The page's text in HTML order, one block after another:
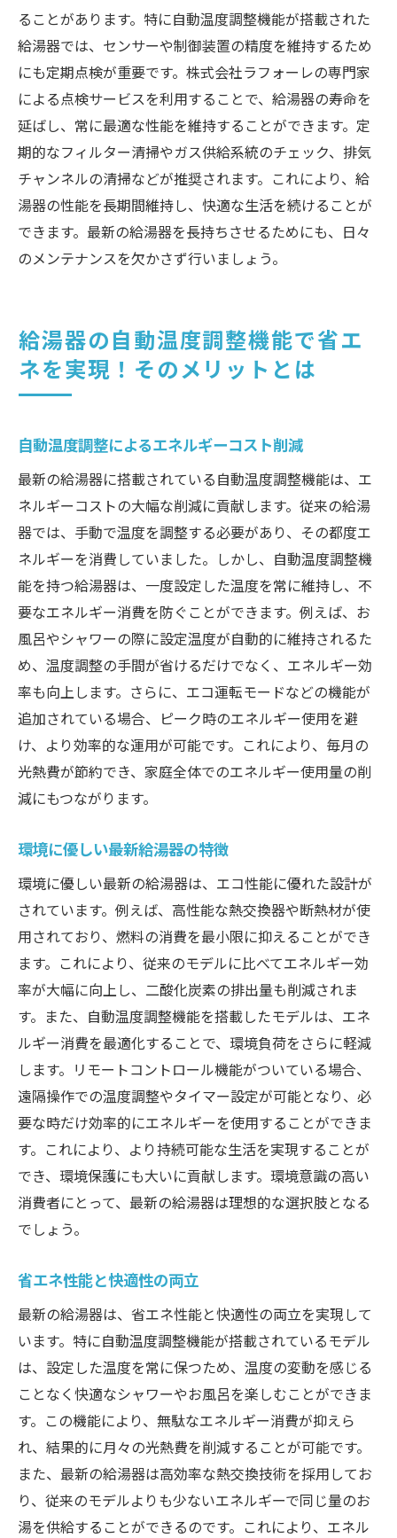
ることがあります。特に自動温度調整機能が搭載された
給湯器では、センサーや制御装置の精度を維持するため
にも定期点検が重要です。株式会社ラフォーレの専門家
による点検サービスを利用することで、給湯器の寿命を
延ばし、常に最適な性能を維持することができます。定
期的なフィルター清掃やガス供給系統のチェック、排気
チャンネルの清掃などが推奨されます。これにより、給
湯器の性能を長期間維持し、快適な生活を続けることが
できます。最新の給湯器を長持ちさせるためにも、日々
のメンテナンスを欠かさず行いましょう。
給湯器の自動温度調整機能で省エ
ネを実現！そのメリットとは
自動温度調整によるエネルギーコスト削減
最新の給湯器に搭載されている自動温度調整機能は、エ
ネルギーコストの大幅な削減に貢献します。従来の給湯
器では、手動で温度を調整する必要があり、その都度エ
ネルギーを消費していました。しかし、自動温度調整機
能を持つ給湯器は、一度設定した温度を常に維持し、不
要なエネルギー消費を防ぐことができます。例えば、お
風呂やシャワーの際に設定温度が自動的に維持されるた
め、温度調整の手間が省けるだけでなく、エネルギー効
率も向上します。さらに、エコ運転モードなどの機能が
追加されている場合、ピーク時のエネルギー使用を避
け、より効率的な運用が可能です。これにより、毎月の
光熱費が節約でき、家庭全体でのエネルギー使用量の削
減にもつながります。
環境に優しい最新給湯器の特徴
環境に優しい最新の給湯器は、エコ性能に優れた設計が
されています。例えば、高性能な熱交換器や断熱材が使
用されており、燃料の消費を最小限に抑えることができ
ます。これにより、従来のモデルに比べてエネルギー効
率が大幅に向上し、二酸化炭素の排出量も削減されま
す。また、自動温度調整機能を搭載したモデルは、エネ
ルギー消費を最適化することで、環境負荷をさらに軽減
します。リモートコントロール機能がついている場合、
遠隔操作での温度調整やタイマー設定が可能となり、必
要な時だけ効率的にエネルギーを使用することができま
す。これにより、より持続可能な生活を実現することが
でき、環境保護にも大いに貢献します。環境意識の高い
消費者にとって、最新の給湯器は理想的な選択肢となる
でしょう。
省エネ性能と快適性の両立
最新の給湯器は、省エネ性能と快適性の両立を実現して
います。特に自動温度調整機能が搭載されているモデル
は、設定した温度を常に保つため、温度の変動を感じる
ことなく快適なシャワーやお風呂を楽しむことができま
す。この機能により、無駄なエネルギー消費が抑えら
れ、結果的に月々の光熱費を削減することが可能です。
また、最新の給湯器は高効率な熱交換技術を採用してお
り、従来のモデルよりも少ないエネルギーで同じ量のお
湯を供給することができるのです。これにより、エネル